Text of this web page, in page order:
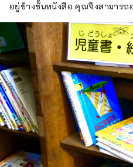
อยู่ข้างชั้นหนังสือ คุณจึงสามารถ